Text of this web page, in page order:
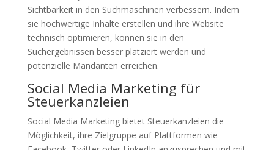
Sichtbarkeit in den Suchmaschinen verbessern. Indem
sie hochwertige Inhalte erstellen und ihre Website
technisch optimieren, können sie in den
Suchergebnissen besser platziert werden und
potenzielle Mandanten erreichen.
Social Media Marketing für
Steuerkanzleien
Social Media Marketing bietet Steuerkanzleien die
Möglichkeit, ihre Zielgruppe auf Plattformen wie